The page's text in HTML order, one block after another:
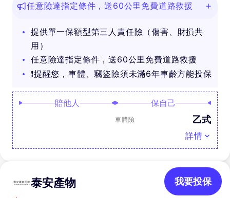
任意險達指定條件，送60公里免費道路救援
提供單一保額型第三人責任險（傷害、財損共
用）
任意險達指定條件，送60公里免費道路救援
❗提醒您，車體、竊盜險須未滿6年車齡方能投保
賠他人 保自己
車體險 乙式
詳情
泰安產物 我要投保